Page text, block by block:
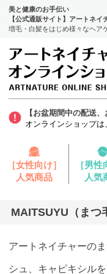
美と健康のお手伝い
【公式通販サイト】アートネ
増毛・白髪をはじめ様々なヘア
【お盆期間中の配送
［女性向け］
人気商品
［男性
人気
MAITSUYU（まつ
アートネイチャーの
シュ、キャピキシル